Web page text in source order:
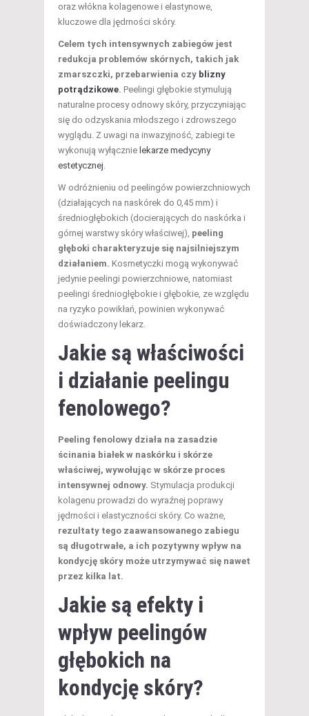
oraz włókna kolagenowe i elastynowe,
kluczowe dla jędrności skóry.
Celem tych intensywnych zabiegów jest
redukcja problemów skórnych, takich jak
zmarszczki, przebarwienia czy blizny
potrądzikowe. Peelingi głębokie stymulują
naturalne procesy odnowy skóry, przyczyniając
się do odzyskania młodszego i zdrowszego
wyglądu. Z uwagi na inwazyjność, zabiegi te
wykonują wyłącznie lekarze medycyny
estetycznej
W odróżnieniu od peelingów powierzchniowych
(działających na naskórek do 0,45 mm) i
średniogłębokich (docierających do naskórka i
górnej warstwy skóry właściwej), peeling
głęboki charakteryzuje się najsilniejszym
działaniem. Kosmetyczki mogą wykonywać
jedynie peelingi powierzchniowe, natomiast
peelingi średniogłębokie i głębokie, ze względu
na ryzyko powikłań, powinien wykonywać
doświadczony lekarz.
Jakie są właściwości
i działanie peelingu
fenolowego?
Peeling fenolowy działa na zasadzie
ścinania białek w naskórku i skórze
właściwej, wywołując w skórze proces
intensywnej odnowy. Stymulacja produkcji
kolagenu prowadzi do wyraźnej poprawy
jędrności i elastyczności skóry. Co ważne,
rezultaty tego zaawansowanego zabiegu
są długotrwałe, a ich pozytywny wpływ na
kondycję skóry może utrzymywać się nawet
przez kilka lat.
Jakie są efekty i
wpływ peelingów
głębokich na
kondycję skóry?